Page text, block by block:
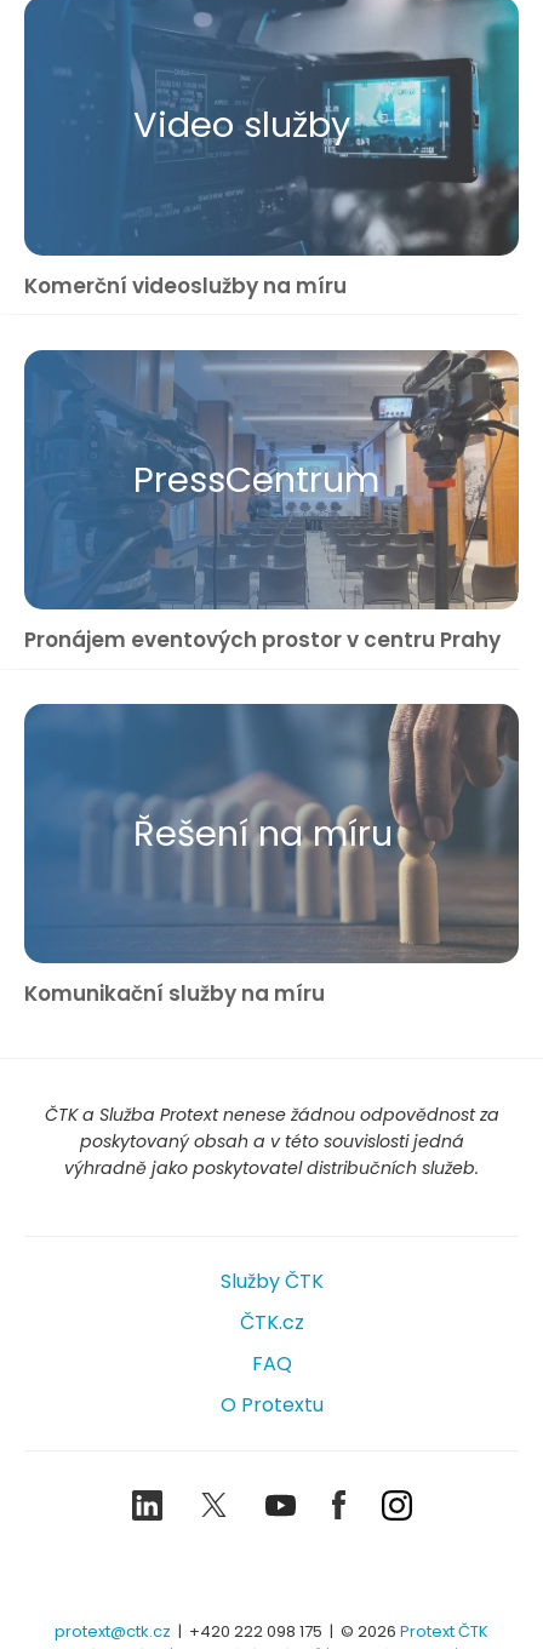
Video služby
Komerční videoslužby na míru
Press​Centrum
Pronájem eventových prostor v centru Prahy
Řešení na míru
Komunikační služby na míru
ČTK a Služba Protext nenese žádnou odpovědnost za
poskytovaný obsah a v této souvislosti jedná
výhradně jako poskytovatel distribučních služeb.
Služby ČTK
ČTK.cz
FAQ
O Protextu
LinkedIn TwitterYoutubeFacebookInstagram
protext@ctk.cz | +420 222 098 175 | © 2026 Protext ČTK